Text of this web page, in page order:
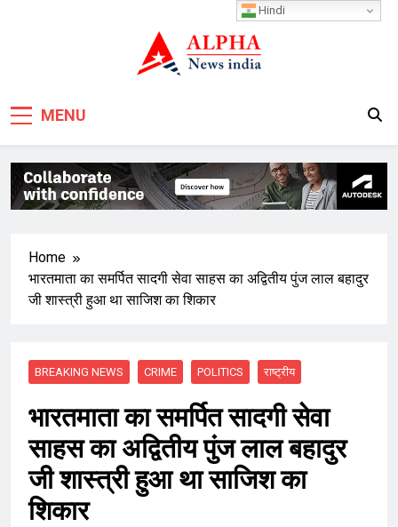
MENU
Home
भारतमाता का समर्पित सादगी सेवा साहस का अद्वितीय पुंज लाल बहादुर
जी शास्त्री हुआ था साजिश का शिकार
BREAKING NEWS CRIME POLITICS राष्ट्रीय
भारतमाता का समर्पित सादगी सेवा
साहस का अद्वितीय पुंज लाल बहादुर
जी शास्त्री हुआ था साजिश का
शिकार
Hindi